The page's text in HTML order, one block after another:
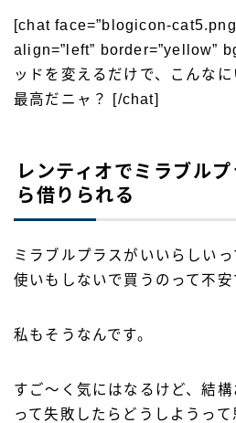
[chat face=”blogicon-
align=”left” border=”yellow”
ッドを変えるだけで、こんな
最高だニャ？ [/chat]
レンティオでミラブル
ら借りられる
ミラブルプラスがいいらしいっ
使いもしないで買うのって不安
私もそうなんです。
すご〜く気にはなるけど、結
って失敗したらどうしようっ